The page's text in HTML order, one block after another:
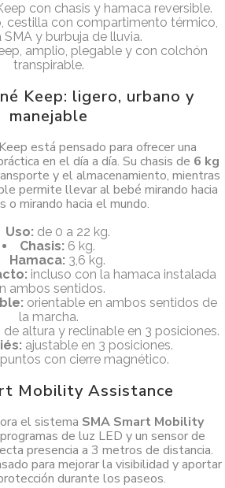
con chasis y hamaca reversible.
cestilla con compartimento térmico,
SMA y burbuja de lluvia.
amplio, plegable y con colchón
transpirable.
Keep: ligero, urbano y
manejable
está pensado para ofrecer una
en el día a día. Su chasis de 6 kg
y el almacenamiento, mientras
permite llevar al bebé mirando hacia
o mirando hacia el mundo.
Uso:de 0 a 22 kg.
Chasis: 6 kg.
Hamaca: 3,6 kg.
incluso con la hamaca instalada
ambos sentidos.
orientable en ambos sentidos de
la marcha.
altura y reclinable en 3 posiciones.
ajustable en 3 posiciones.
con cierre magnético.
Mobility Assistance
el sistema SMA Smart Mobility
de luz LED y un sensor de
presencia a 3 metros de distancia.
para mejorar la visibilidad y aportar
durante los paseos.